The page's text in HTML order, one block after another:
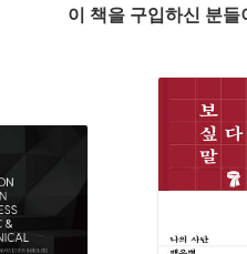
이 책을 구입하신 분